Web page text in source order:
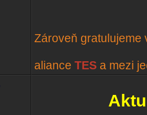
Zároveň gratulujeme
aliance TES a mezi